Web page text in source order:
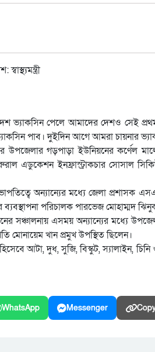
দেশ ভ্যাকসিন পেলে আমাদের দেশও সেই
পাব। দুইদিন আগে আমরা চায়নার
উপজেলার গড়পাড়া ইউনিয়নের কর্ণেল
এডুকেশন ইনফ্রাস্ট্রাকচার সোসাল
অন্যান্যের মধ্যে জেলা
পরিচালক পারভেজ মোহাম্মদ
সঞ্চালনায় এসময় অন্যান্যের মধ্যে
মোনায়েম খান প্রমুখ উপস্থিত ছিলেন।
আটা, দুধ, সুজি, বিস্কুট, স্যালাইন,
WhatsApp Messenger